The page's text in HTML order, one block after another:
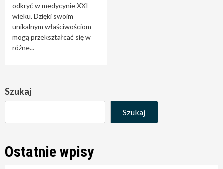
odkryć w medycynie XXI
wieku. Dzięki swoim
unikalnym właściwościom
mogą przekształcać się w
różne...
Szukaj
Szukaj
Ostatnie wpisy